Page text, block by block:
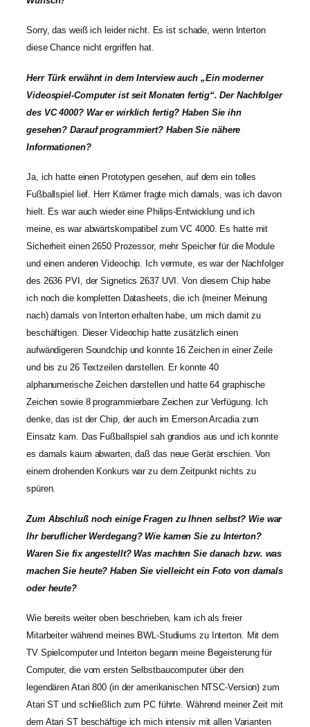
Sorry, das weiß ich leider nicht. Es ist schade, wenn Interton
diese Chance nicht ergriffen hat.
Herr Türk erwähnt in dem Interview auch „Ein moderner
Videospiel-Computer ist seit Monaten fertig“. Der Nachfolger
des VC 4000? War er wirklich fertig? Haben Sie ihn
gesehen? Darauf programmiert? Haben Sie nähere
Informationen?
Ja, ich hatte einen Prototypen gesehen, auf dem ein tolles
Fußballspiel lief. Herr Krämer fragte mich damals, was ich davon
hielt. Es war auch wieder eine Philips-Entwicklung und ich
meine, es war abwärtskompatibel zum VC 4000. Es hatte mit
Sicherheit einen 2650 Prozessor, mehr Speicher für die Module
und einen anderen Videochip. Ich vermute, es war der Nachfolger
des 2636 PVI, der Signetics 2637 UVI. Von diesem Chip habe
ich noch die kompletten Datasheets, die ich (meiner Meinung
nach) damals von Interton erhalten habe, um mich damit zu
beschäftigen. Dieser Videochip hatte zusätzlich einen
aufwändigeren Soundchip und konnte 16 Zeichen in einer Zeile
und bis zu 26 Textzeilen darstellen. Er konnte 40
alphanumerische Zeichen darstellen und hatte 64 graphische
Zeichen sowie 8 programmierbare Zeichen zur Verfügung. Ich
denke, das ist der Chip, der auch im Emerson Arcadia zum
Einsatz kam. Das Fußballspiel sah grandios aus und ich konnte
es damals kaum abwarten, daß das neue Gerät erschien. Von
einem drohenden Konkurs war zu dem Zeitpunkt nichts zu
spüren.
Zum Abschluß noch einige Fragen zu Ihnen selbst? Wie war
Ihr beruflicher Werdegang? Wie kamen Sie zu Interton?
Waren Sie fix angestellt? Was machten Sie danach bzw. was
machen Sie heute? Haben Sie vielleicht ein Foto von damals
oder heute?
Wie bereits weiter oben beschrieben, kam ich als freier
Mitarbeiter während meines BWL-Studiums zu Interton. Mit dem
TV Spielcomputer und Interton begann meine Begeisterung für
Computer, die vom ersten Selbstbaucomputer über den
legendären Atari 800 (in der amerikanischen NTSC-Version) zum
Atari ST und schließlich zum PC führte. Während meiner Zeit mit
dem Atari ST beschäftige ich mich intensiv mit allen Varianten